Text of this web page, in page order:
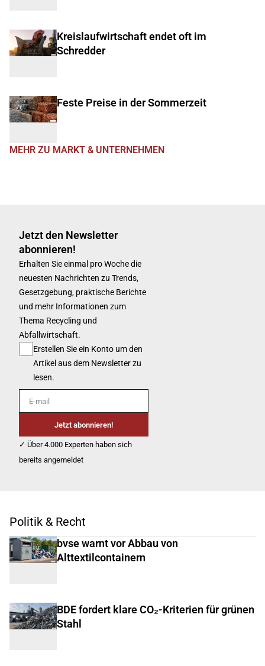
Kreislaufwirtschaft endet oft im
Schredder
Feste Preise in der Sommerzeit
MEHR ZU MARKT & UNTERNEHMEN
Jetzt den Newsletter
abonnieren!
Erhalten Sie einmal pro Woche die
neuesten Nachrichten zu Trends,
Gesetzgebung, praktische Berichte
und mehr Informationen zum
Thema Recycling und
Abfallwirtschaft.
Erstellen Sie ein Konto um den
Artikel aus dem Newsletter zu
lesen.
E-mail
Jetzt abonnieren!
✓ Über 4.000 Experten haben sich
bereits angemeldet
Politik & Recht
bvse warnt vor Abbau von
Alttextilcontainern
BDE fordert klare CO₂-Kriterien für grünen
Stahl